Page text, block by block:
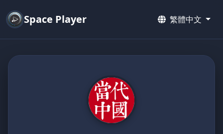
Space Player 繁體中文